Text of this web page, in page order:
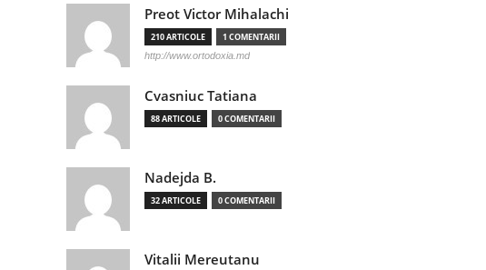
Preot Victor Mihalachi
210 ARTICOLE 1 COMENTARII
http://www.ortodoxia.md
Cvasniuc Tatiana
88 ARTICOLE 0 COMENTARII
Nadejda B.
32 ARTICOLE 0 COMENTARII
Vitalii Mereutanu